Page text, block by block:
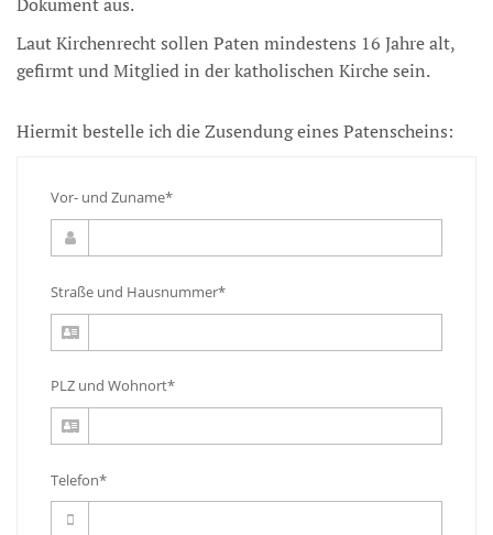
Laut Kirchenrecht sollen Paten mindestens 16 Jahre alt,
gefirmt und Mitglied in der katholischen Kirche sein.
Hiermit bestelle ich die Zusendung eines Patenscheins:
Vor- und Zuname*
Straße und Hausnummer*
PLZ und Wohnort*
Telefon*